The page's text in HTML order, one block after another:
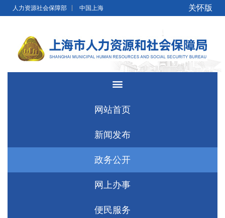
无障碍操作说明 跳转到网站导航区
人力资源社会保障部 中国上海 关怀版
网站首页
新闻发布
政务公开
网上办事
便民服务